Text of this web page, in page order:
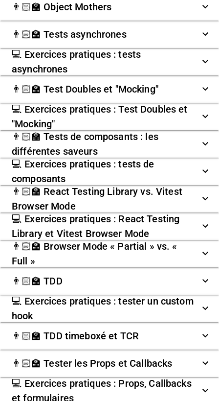
👨🏻‍🏫 Object Mothers
👨🏻‍🏫 Tests asynchrones
💻 Exercices pratiques : tests
asynchrones
👨🏻‍🏫 Test Doubles et "Mocking"
💻 Exercices pratiques : Test Doubles et
"Mocking"
👨🏻‍🏫 Tests de composants : les
différentes saveurs
💻 Exercices pratiques : tests de
composants
👨🏻‍🏫 React Testing Library vs. Vitest
Browser Mode
💻 Exercices pratiques : React Testing
Library et Vitest Browser Mode
👨🏻‍🏫 Browser Mode « Partial » vs. «
Full »
👨🏻‍🏫 TDD
💻 Exercices pratiques : tester un custom
hook
👨🏻‍🏫 TDD timeboxé et TCR
👨🏻‍🏫 Tester les Props et Callbacks
💻 Exercices pratiques : Props, Callbacks
et formulaires